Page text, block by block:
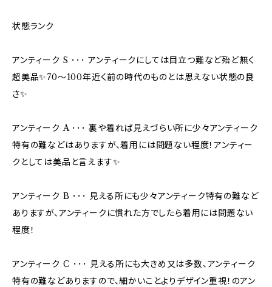
状態ランク
アンティーク S ･･･ アンティークにしては目立つ難など殆ど無く
超美品✨70〜100年近く前の時代のものとは思えない状態の良
さ✨
アンティーク A ･･･ 裏や着れば見えづらい所に少々アンティーク
特有の難などはありますが、着用には問題ない程度！アンティー
クとしては美品と言えます✨
アンティーク B ･･･ 見える所にも少々アンティーク特有の難など
ありますが、アンティークに慣れた方でしたら着用には問題ない
程度！
アンティーク C ･･･ 見える所にも大きめ又は多数、アンティーク
特有の難などありますので、細かいことよりデザイン重視！のアン